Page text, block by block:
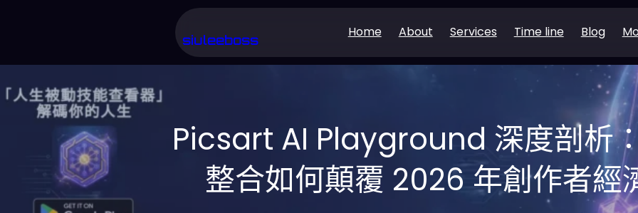
主
要
siuleeboss Home About Services Time line Blog
Picsart AI Playground 深度剖析
整合如何顛覆 2026 年創作者經